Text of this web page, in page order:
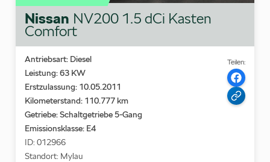
Nissan NV200 1.5 dCi Kasten
Comfort
Antriebsart: Diesel
Leistung: 63 KW
Erstzulassung: 10.05.2011
Kilometerstand: 110.777 km
Getriebe: Schaltgetriebe 5-Gang
Emissionsklasse: E4
ID: 012966
Standort: Mylau
Teilen: